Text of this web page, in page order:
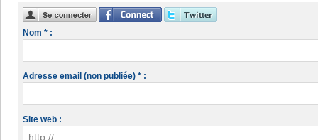
Nom * :
Adresse email (non publiée) * :
Site web :